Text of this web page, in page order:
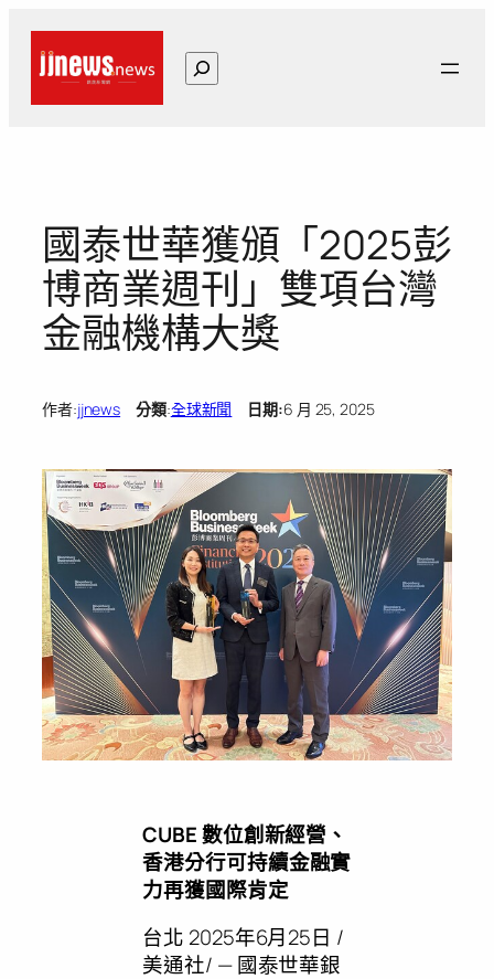
搜
尋
國泰世華獲頒「2025彭
博商業週刊」雙項台灣
金融機構大獎
作者:jjnews 分類:全球新聞 日期:6 月 25, 2025
CUBE數位創新經營、
香港分行可持續金融實
力再獲國際肯定
台北 2025年6月25日 /
美通社/ — 國泰世華銀